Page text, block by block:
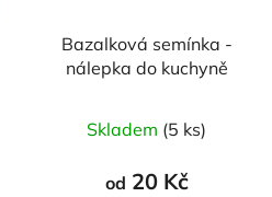
Bazalková semínka -
nálepka do kuchyně
Skladem (5 ks)
od 20 Kč